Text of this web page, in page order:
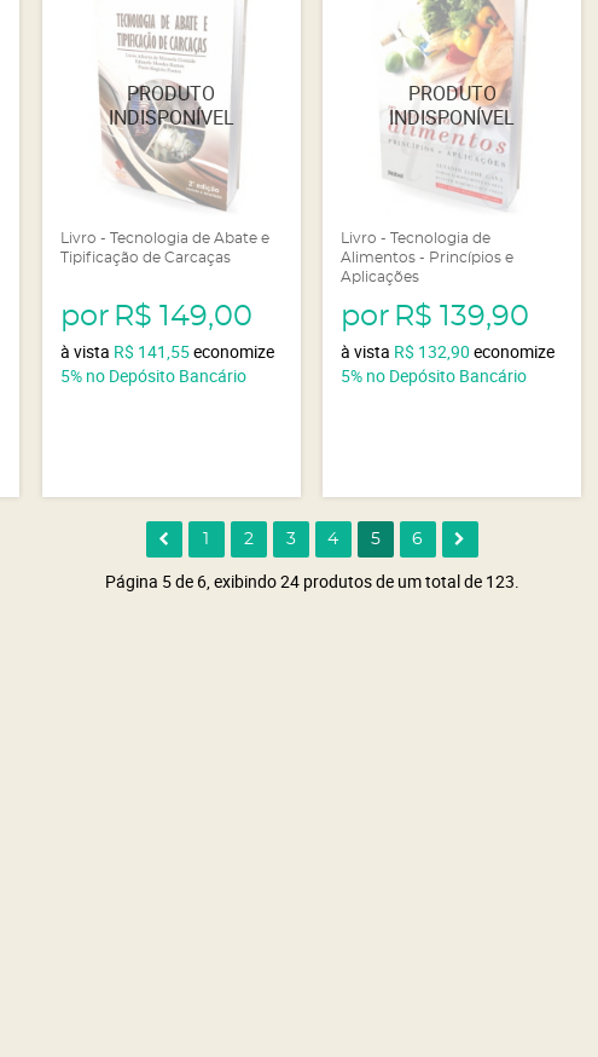
Livro - Tecnologia de Abate e
Tipificação de Carcaças
por R$ 149,00
à vista R$ 141,55economize
5% no Depósito Bancário
Livro - Tecnologia de
Alimentos - Princípios e
Aplicações
por R$ 139,90
à vista R$ 132,90 economize
5% no Depósito Bancário
2 3 4 5 6
Página 5 de 6, exibindo 24 produtos de um total de 123.